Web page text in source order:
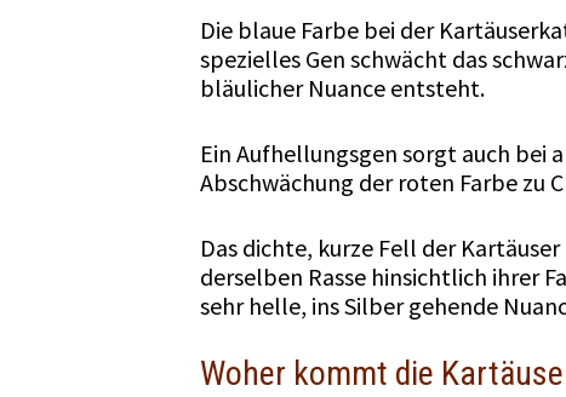
Die blaue Farbe bei der
spezielles Gen schwächt das
bläulicher Nuance entsteht.
Ein Aufhellungsgen sorgt auch bei
Abschwächung der roten Farbe zu
Das dichte, kurze Fell der
derselben Rasse hinsichtlich ihrer
sehr helle, ins Silber gehende
Woher kommt die